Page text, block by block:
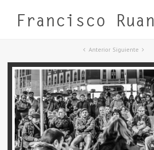
Anterior Siguiente